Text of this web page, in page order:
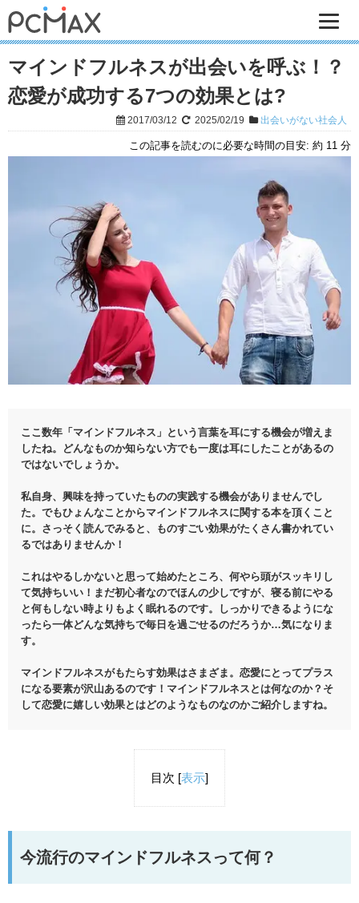
マインドフルネスが出会いを呼ぶ！？
恋愛が成功する7つの効果とは?
2017/03/12 2025/02/19 出会いがない社会人
この記事を読むのに必要な時間の目安: 約 11 分
ここ数年「マインドフルネス」という言葉を耳にする機会が増えま
したね。どんなものか知らない方でも一度は耳にしたことがあるの
ではないでしょうか。
私自身、興味を持っていたものの実践する機会がありませんでし
た。でもひょんなことからマインドフルネスに関する本を頂くこと
に。さっそく読んでみると、ものすごい効果がたくさん書かれてい
るではありませんか！
これはやるしかないと思って始めたところ、何やら頭がスッキリし
て気持ちいい！まだ初心者なのでほんの少しですが、寝る前にやる
と何もしない時よりもよく眠れるのです。しっかりできるようにな
ったら一体どんな気持ちで毎日を過ごせるのだろうか…気になりま
す。
マインドフルネスがもたらす効果はさまざま。恋愛にとってプラス
になる要素が沢山あるのです！マインドフルネスとは何なのか？そ
して恋愛に嬉しい効果とはどのようなものなのかご紹介しますね。
目次 [表示]
今流行のマインドフルネスって何？